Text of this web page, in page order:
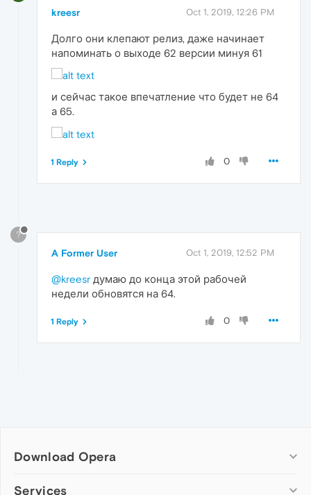
kreesr Oct 1, 2019, 12:26 PM
Долго они клепают релиз, даже начинает
напоминать о выходе 62 версии минуя 61
и сейчас такое впечатление что будет не 64
а 65.
0
1 Reply
?
A Former User Oct 1, 2019, 12:52 PM
@kreesr думаю до конца этой рабочей
недели обновятся на 64.
0
1 Reply
Download Opera
Computer browsers
Services